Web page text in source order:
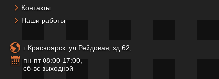
Контакты
Наши работы
г Красноярск, ул Рейдовая, зд 62,
пн-пт 08:00-17:00,
сб-вс выходной